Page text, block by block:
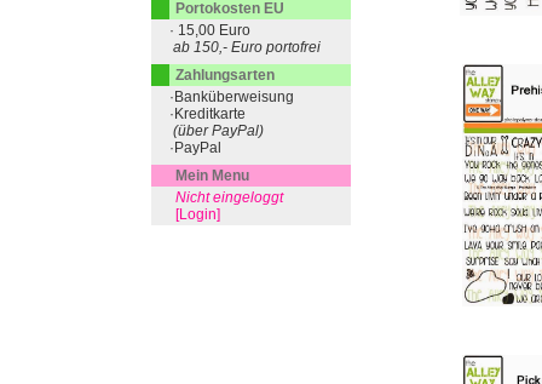
Portokosten EU
· 15,00 Euro
ab 150,- Euro portofrei
Zahlungsarten
·Banküberweisung
·Kreditkarte
(über PayPal)
·PayPal
Mein Menu
Nicht eingeloggt
[Login]